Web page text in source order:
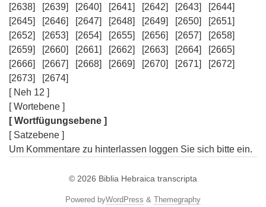
[2638]
[2639] [2640] [2641] [2642] [2643]
[2644]
[2645]
[2646] [2647] [2648] [2649] [2650]
[2651]
[2652]
[2653] [2654] [2655] [2656] [2657]
[2658]
[2659]
[2660] [2661] [2662] [2663] [2664]
[2665]
[2666]
[2667] [2668] [2669] [2670] [2671]
[2672]
[2673]
[2674]
[ Neh 12 ]
[ Wortebene ]
[ Wortfügungsebene ]
[ Satzebene ]
Um Kommentare zu hinterlassen loggen Sie sich bitte ein.
© 2026 Biblia Hebraica transcripta
Powered byWordPress & Themegraphy